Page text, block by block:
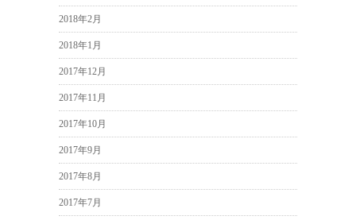
2018年2月
2018年1月
2017年12月
2017年11月
2017年10月
2017年9月
2017年8月
2017年7月